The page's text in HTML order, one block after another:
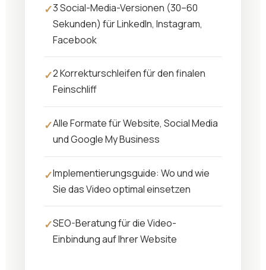
3 Social-Media-Versionen (30–60
Sekunden) für LinkedIn, Instagram,
Facebook
2 Korrekturschleifen für den finalen
Feinschliff
Alle Formate für Website, Social Media
und Google My Business
Implementierungsguide: Wo und wie
Sie das Video optimal einsetzen
SEO-Beratung für die Video-
Einbindung auf Ihrer Website